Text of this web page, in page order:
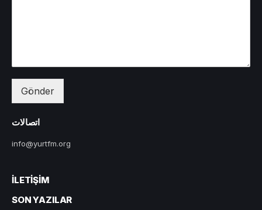
Gönder
اتصالات
info@yurtfm.org
İLETIŞIM
SON YAZILAR